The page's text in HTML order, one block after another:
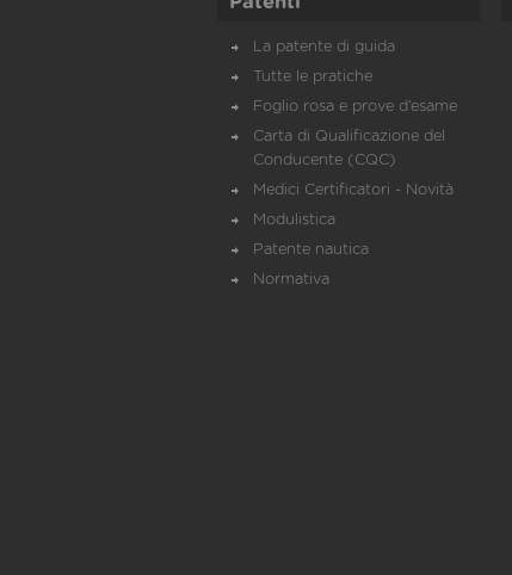
La patente di guida
Tutte le pratiche
Foglio rosa e prove d’esame
Carta di Qualificazione del
Conducente (CQC)
Medici Certificatori - Novità
Modulistica
Patente nautica
Normativa